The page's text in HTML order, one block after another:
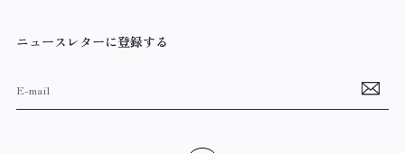
PANTS
BAG
ニュースレターに登録する